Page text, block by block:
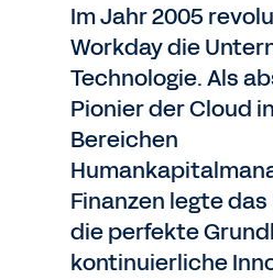
Im Jahr 2005
Workday die
Technologie. Als
Pionier der Cloud
Bereichen
Finanzen legte
die perfekte
kontinuierliche